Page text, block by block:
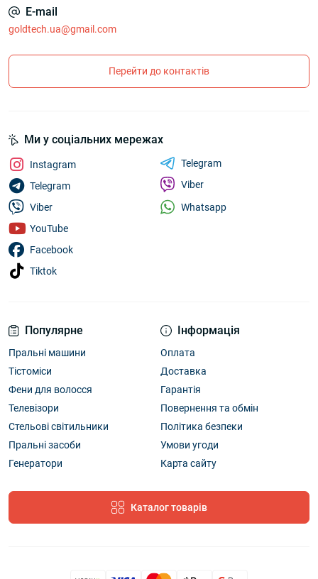
E-mail
goldtech.ua@gmail.com
Перейти до контактів
Популярне
Пральні машини
Тістоміси
Фени для волосся
Телевізори
Стельові світильники
Пральні засоби
Генератори
Інформація
Оплата
Доставка
Гарантія
Повернення та обмін
Політика безпеки
Умови угоди
Карта сайту
Каталог товарів
Ми у соціальних мережах
Instagram
Telegram
Viber
YouTube
Facebook
Tiktok
Telegram
Viber
Whatsapp